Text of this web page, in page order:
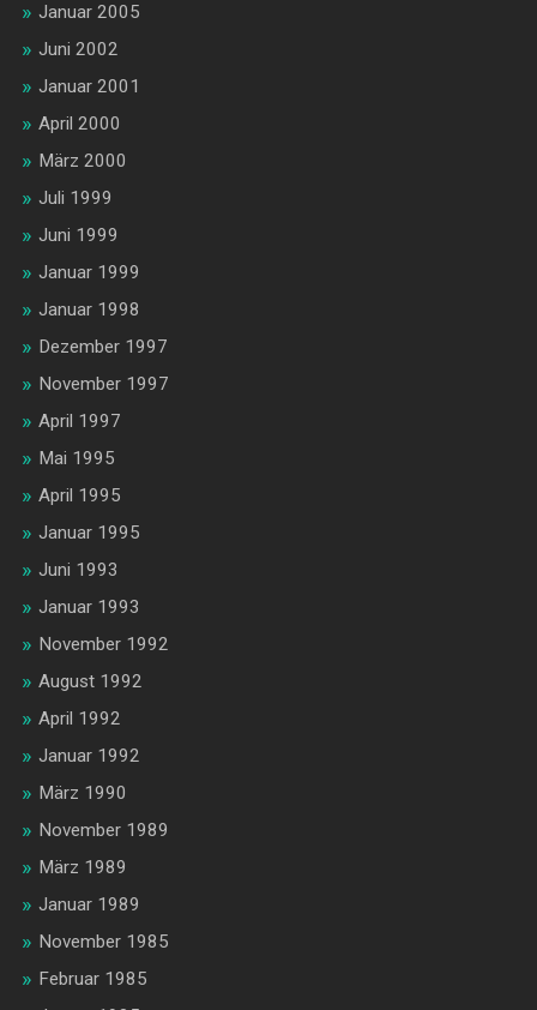
Januar 2005
Juni 2002
Januar 2001
April 2000
März 2000
Juli 1999
Juni 1999
Januar 1999
Januar 1998
Dezember 1997
November 1997
April 1997
Mai 1995
April 1995
Januar 1995
Juni 1993
Januar 1993
November 1992
August 1992
April 1992
Januar 1992
März 1990
November 1989
März 1989
Januar 1989
November 1985
Februar 1985